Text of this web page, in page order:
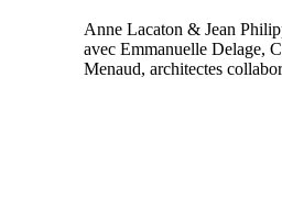
Anne Lacaton & Jean
avec Emmanuelle Delage,
Menaud, architectes